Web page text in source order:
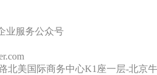
业服务公众号
北美国际商务中心K1座一层-北京